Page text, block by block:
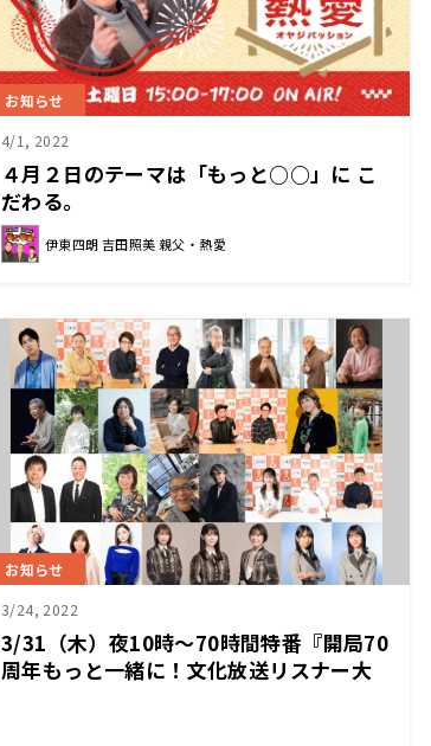
お知らせ
4/1, 2022
４月２日のテーマは「もっと○○」に こ
だわる。
伊東四朗 吉田照美 親父・熱愛
お知らせ
3/24, 2022
3/31（木）夜10時〜70時間特番『開局70
周年もっと一緒に！文化放送リスナー大